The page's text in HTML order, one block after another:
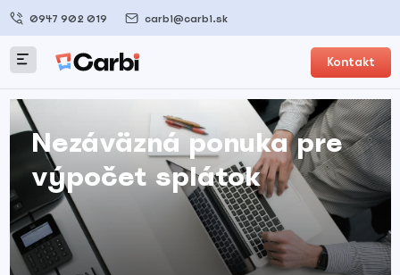
0947 902 019 carbi@carbi.sk
Kontakt
Nezáväzná ponuka pre
výpočet splátok